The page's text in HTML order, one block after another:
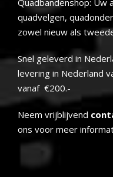
quadvelgen,
zowel nieuw als
Snel geleverd in
levering in Nederland
vanaf €200.-
Neem vrijblijvend
ons voor meer